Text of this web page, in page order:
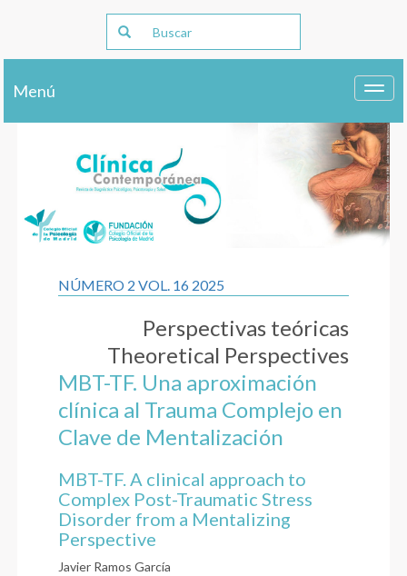
Menú
NÚMERO 2 VOL. 16 2025
Perspectivas teóricas
Theoretical Perspectives
MBT-TF. Una aproximación
clínica al Trauma Complejo en
Clave de Mentalización
MBT-TF. A clinical approach to
Complex Post-Traumatic Stress
Disorder from a Mentalizing
Perspective
Javier Ramos García